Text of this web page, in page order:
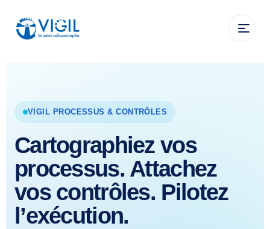
VIGIL PROCESSUS & CONTRÔLES
Cartographiez vos
processus. Attachez
vos contrôles. Pilotez
l’exécution.